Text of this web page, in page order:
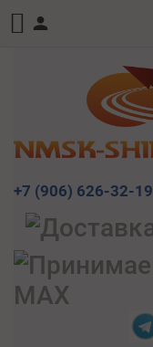
+7 (906) 626-32-19